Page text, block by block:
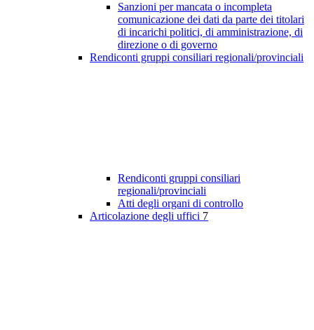
Sanzioni per mancata o incompleta
comunicazione dei dati da parte dei titolari
di incarichi politici, di amministrazione, di
direzione o di governo
Rendiconti gruppi consiliari regionali/provinciali
Rendiconti gruppi consiliari
regionali/provinciali
Atti degli organi di controllo
Articolazione degli uffici 7